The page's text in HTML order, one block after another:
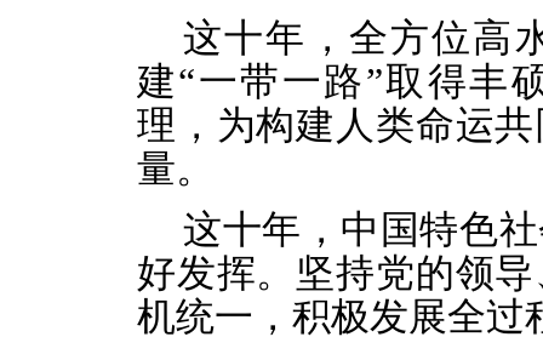
这十年，全方位高
建“一带一路”取得丰
理，为构建人类命运
量。
这十年，中国特色
好发挥。坚持党的领
机统一，积极发展全过